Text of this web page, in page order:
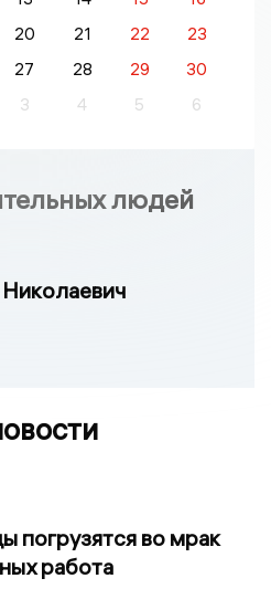
20 21 22
23
27 28 29
30
3 4 5 6
людей
погрузятся во мрак
работа